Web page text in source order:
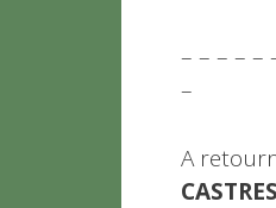
– – – – –
–
A
CASTRES